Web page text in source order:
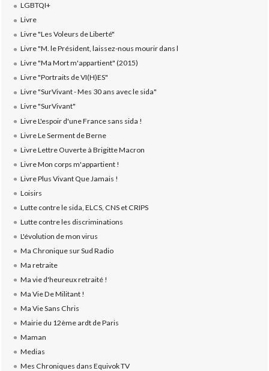
LGBTQI+
Livre
Livre "Les Voleurs de Liberté"
Livre "M. le Président, laissez-nous mourir dans l
Livre "Ma Mort m'appartient" (2015)
Livre "Portraits de VI(H)ES"
Livre "SurVivant - Mes 30 ans avec le sida"
Livre "SurVivant"
Livre L'espoir d'une France sans sida !
Livre Le Serment de Berne
Livre Lettre Ouverte à Brigitte Macron
Livre Mon corps m'appartient !
Livre Plus Vivant Que Jamais !
Loisirs
Lutte contre le sida, ELCS, CNS et CRIPS
Lutte contre les discriminations
L'évolution de mon virus
Ma Chronique sur Sud Radio
Ma retraite
Ma vie d'heureux retraité !
Ma Vie De Militant !
Ma Vie Sans Chris
Mairie du 12ème ardt de Paris
Maman
Medias
Mes Chroniques dans Equivok TV